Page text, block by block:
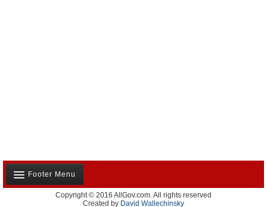
Footer Menu
Notre équipe
Copyright © 2016 AllGov.com. All rights reserved
Created by David Wallechinsky